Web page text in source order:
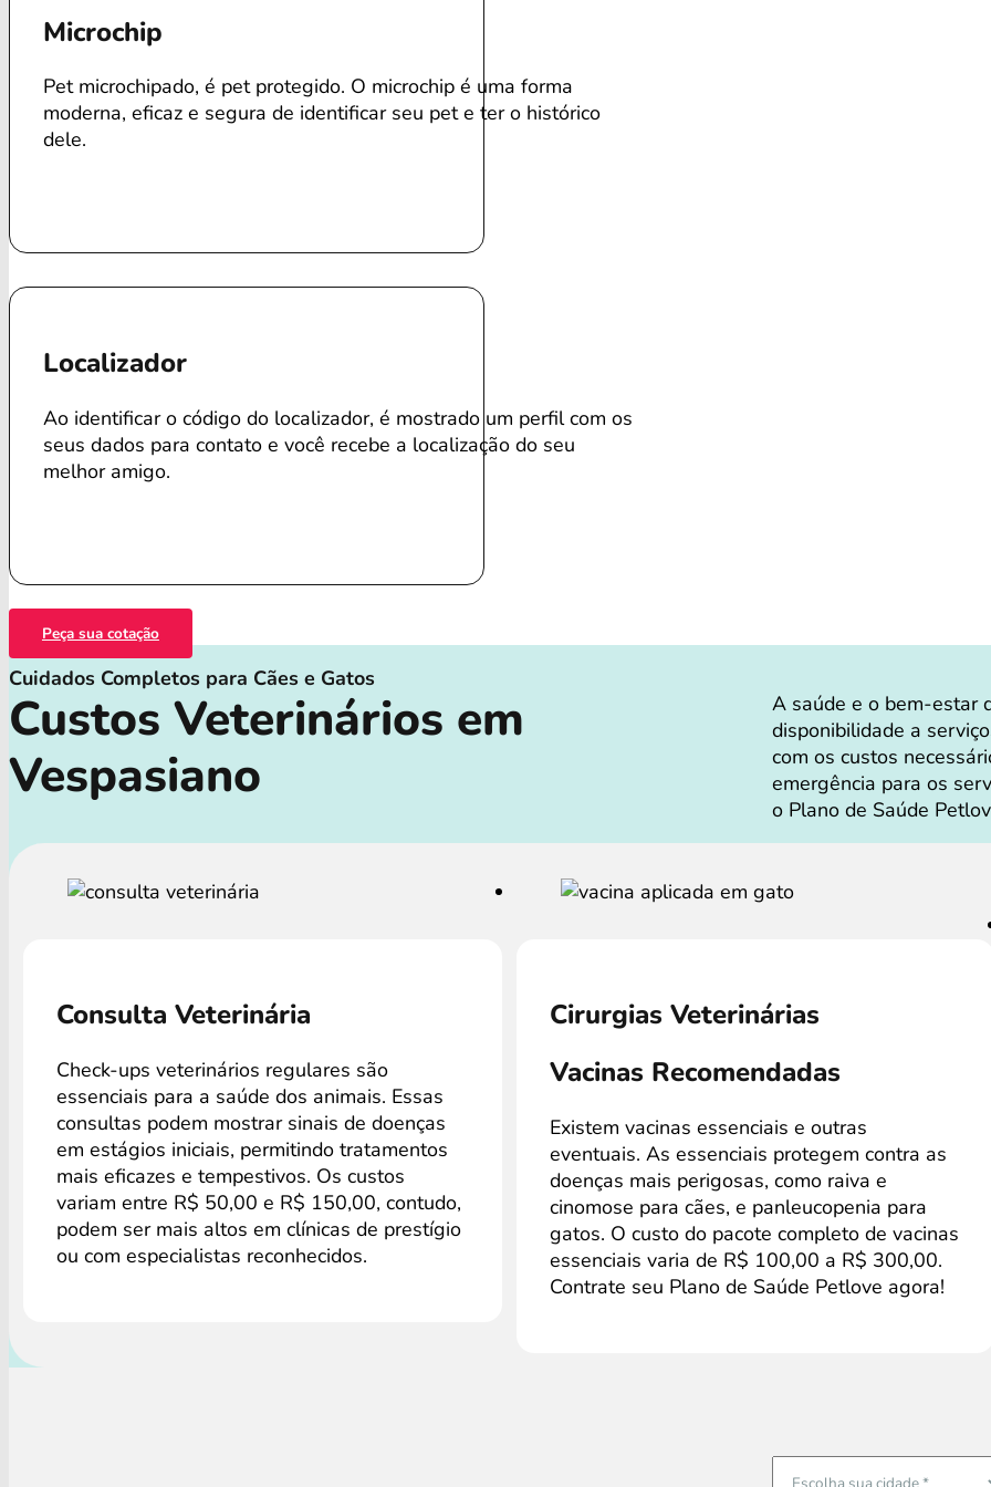
Microchip
Pet microchipado, é pet protegido. O microchip é uma forma
moderna, eficaz e segura de identificar seu pet e ter o histórico
dele.
Localizador
Ao identificar o código do localizador, é mostrado um perfil com os
seus dados para contato e você recebe a localização do seu
melhor amigo.
Peça sua cotação
Cuidados Completos para Cães e Gatos
Custos Veterinários em
Vespasiano
A saúde e o bem-estar
disponibilidade a
com os custos
emergência para os
o Plano de Saúde
Consulta Veterinária
Check-ups veterinários regulares são
essenciais para a saúde dos animais. Essas
consultas podem mostrar sinais de doenças
em estágios iniciais, permitindo tratamentos
mais eficazes e tempestivos. Os custos
variam entre R$ 50,00 e R$ 150,00, contudo,
podem ser mais altos em clínicas de prestígio
ou com especialistas reconhecidos.
Cirurgias Veterinárias
Vacinas Recomendadas
Existem vacinas essenciais e outras
eventuais. As essenciais protegem contra as
doenças mais perigosas, como raiva e
cinomose para cães, e panleucopenia para
gatos. O custo do pacote completo de vacinas
essenciais varia de R$ 100,00 a R$ 300,00.
Contrate seu Plano de Saúde Petlove agora!